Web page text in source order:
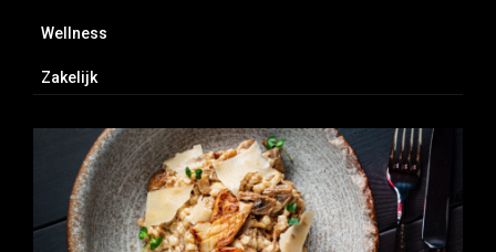
Wellness
Zakelijk